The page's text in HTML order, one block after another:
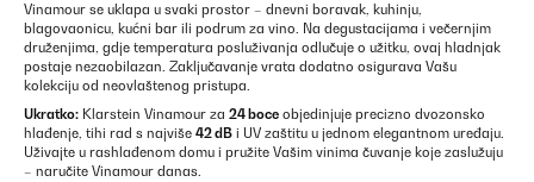
Vinamour se uklapa u svaki prostor – dnevni boravak, kuhinju,
blagovaonicu, kućni bar ili podrum za vino. Na degustacijama i večernjim
druženjima, gdje temperatura posluživanja odlučuje o užitku, ovaj hladnjak
postaje nezaobilazan. Zaključavanje vrata dodatno osigurava Vašu
kolekciju od neovlaštenog pristupa.
Ukratko: Klarstein Vinamour za 24 boce objedinjuje precizno dvozonsko
hlađenje, tihi rad s najviše 42 dB i UV zaštitu u jednom elegantnom uređaju.
Uživajte u rashlađenom domu i pružite Vašim vinima čuvanje koje zaslužuju
– naručite Vinamour danas.